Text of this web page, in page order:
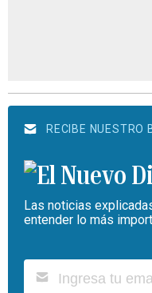
RECIBE NUESTRO
Las noticias
entender lo más